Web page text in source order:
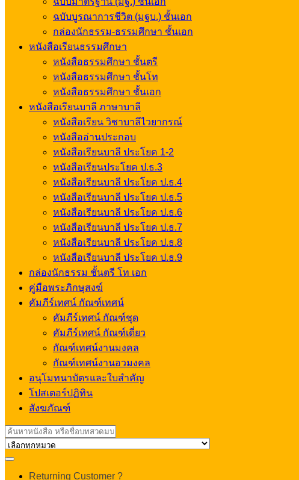
ฉบับบูรณาการชีวิต (มฐบ.) ชั้นเอก
กล่องนักธรรม-ธรรมศึกษา ชั้นเอก
หนังสือเรียนธรรมศึกษา
หนังสือธรรมศึกษา ชั้นตรี
หนังสือธรรมศึกษา ชั้นโท
หนังสือธรรมศึกษา ชั้นเอก
หนังสือเรียนบาลี ภาษาบาลี
หนังสือเรียน วิชาบาลีไวยากรณ์
หนังสืออ่านประกอบ
หนังสือเรียนบาลี ประโยค 1-2
หนังสือเรียนประโยค ป.ธ.3
หนังสือเรียนบาลี ประโยค ป.ธ.4
หนังสือเรียนบาลี ประโยค ป.ธ.5
หนังสือเรียนบาลี ประโยค ป.ธ.6
หนังสือเรียนบาลี ประโยค ป.ธ.7
หนังสือเรียนบาลี ประโยค ป.ธ.8
หนังสือเรียนบาลี ประโยค ป.ธ.9
กล่องนักธรรม ชั้นตรี โท เอก
คู่มือพระภิกษุสงฆ์
คัมภีร์เทศน์ กัณฑ์เทศน์
คัมภีร์เทศน์ กัณฑ์ชุด
คัมภีร์เทศน์ กัณฑ์เดี่ยว
กัณฑ์เทศน์งานมงคล
กัณฑ์เทศน์งานอวมงคล
อนุโมทนาบัตรและใบสำคัญ
โปสเตอร์ปฏิทิน
สังฆภัณฑ์
Search
for:
Returning Customer ?